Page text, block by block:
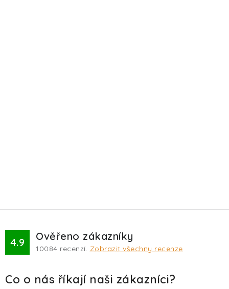
4.9 Ověřeno zákazníky
10084 recenzí. Zobrazit všechny recenze